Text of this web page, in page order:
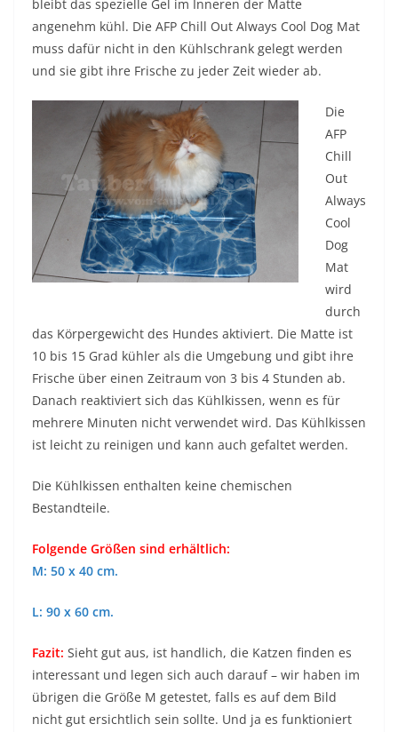
bleibt das spezielle Gel im Inneren der Matte
angenehm kühl. Die AFP Chill Out Always Cool Dog Mat
muss dafür nicht in den Kühlschrank gelegt werden
und sie gibt ihre Frische zu jeder Zeit wieder ab.
Die
AFP
Chill
Out
Always
Cool
Dog
Mat
wird
durch
das Körpergewicht des Hundes aktiviert. Die Matte ist
10 bis 15 Grad kühler als die Umgebung und gibt ihre
Frische über einen Zeitraum von 3 bis 4 Stunden ab.
Danach reaktiviert sich das Kühlkissen, wenn es für
mehrere Minuten nicht verwendet wird. Das Kühlkissen
ist leicht zu reinigen und kann auch gefaltet werden.
Die Kühlkissen enthalten keine chemischen
Bestandteile.
Folgende Größen sind erhältlich:
M: 50 x 40 cm.
L: 90 x 60 cm.
Fazit: Sieht gut aus, ist handlich, die Katzen finden es
interessant und legen sich auch darauf – wir haben im
übrigen die Größe M getestet, falls es auf dem Bild
nicht gut ersichtlich sein sollte. Und ja es funktioniert